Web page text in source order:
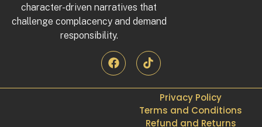
character-driven narratives that
challenge complacency and demand
responsibility.
Privacy Policy
Terms and Conditions
Refund and Returns